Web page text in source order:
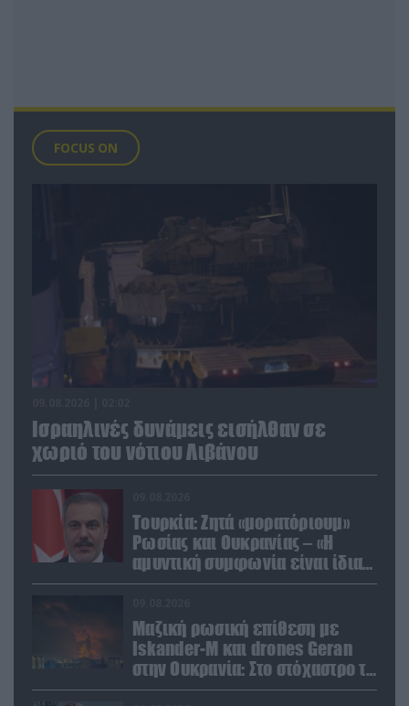
FOCUS ON
Ισραηλινές δυνάμεις εισήλθαν σε
χωριό του νότιου Λιβάνου
Τουρκία: Ζητά «μορατόριουμ»
Ρωσίας και Ουκρανίας – «Η
αμυντική συμφωνία είναι ίδια
με το άρθρο 5 του ΝΑΤΟ» (upd)
Μαζική ρωσική επίθεση με
Iskander-M και drones Geran
στην Ουκρανία: Στο στόχαστρο το
εργοστάσιο των Flamingo